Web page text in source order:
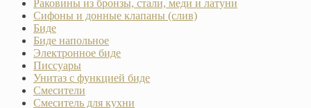
Раковины из бронзы, стали, меди и латуни
Сифоны и донные клапаны (слив)
Биде
Биде напольное
Электронное биде
Писсуары
Унитаз с функцией биде
Смесители
Смеситель для кухни